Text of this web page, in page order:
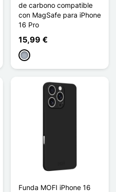
de carbono compatible
con MagSafe para iPhone
16 Pro
15,99 €
Gris
Funda MOFI iPhone 16